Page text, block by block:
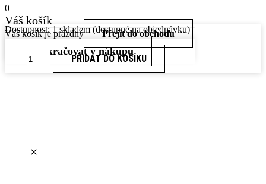
0
Váš košík
Váš košík je prázdný Přejít do obchodu
Pokračovat v nákupu
Dostupnost: 1 skladem (dostupné na objednávku)
Náušnice
PŘIDAT DO KOŠÍKU